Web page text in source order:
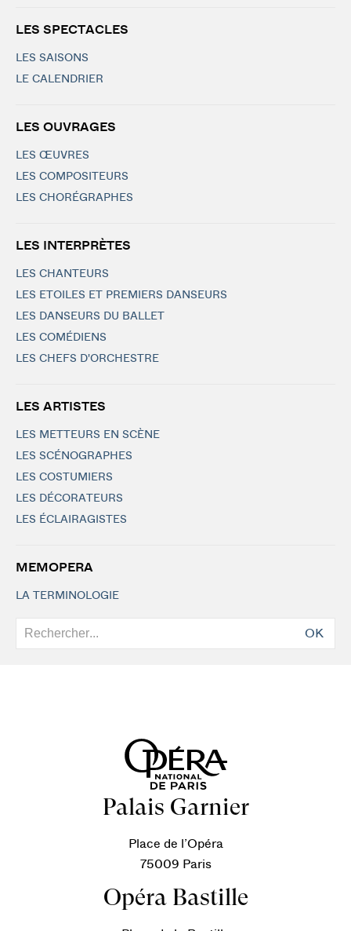
LES SPECTACLES
LES SAISONS
LE CALENDRIER
LES OUVRAGES
LES ŒUVRES
LES COMPOSITEURS
LES CHORÉGRAPHES
LES INTERPRÈTES
LES CHANTEURS
LES ETOILES ET PREMIERS DANSEURS
LES DANSEURS DU BALLET
LES COMÉDIENS
LES CHEFS D'ORCHESTRE
LES ARTISTES
LES METTEURS EN SCÈNE
LES SCÉNOGRAPHES
LES COSTUMIERS
LES DÉCORATEURS
LES ÉCLAIRAGISTES
MEMOPERA
LA TERMINOLOGIE
OK
Palais Garnier
Place de l’Opéra
75009 Paris
Opéra Bastille